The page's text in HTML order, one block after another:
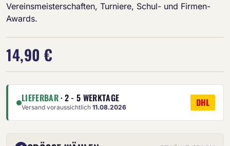
Vereinsmeisterschaften, Turniere, Schul- und Firmen-
Awards.
14,90 €
LIEFERBAR· 2 - 5 WERKTAGE
Versand voraussichtlich 11.08.2026 DHL